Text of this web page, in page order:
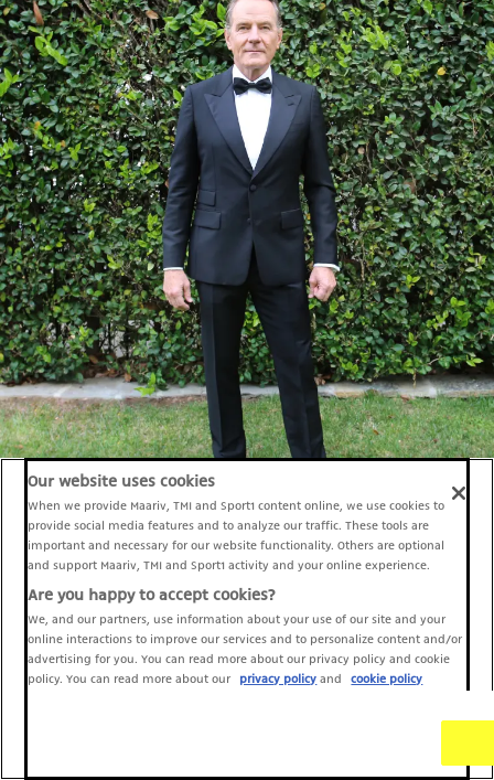
בריאן קראנסטון (צילום: Rachel Murray gettyimages)
Our website uses cookies
When we provide Maariv, TMI and Sport1 content online, we use cookies to
provide social media features and to analyze our traffic. These tools are
important and necessary for our website functionality. Others are optional
and support Maariv, TMI and Sport1 activity and your online experience.
Are you happy to accept cookies?
We, and our partners, use information about your use of our site and your
online interactions to improve our services and to personalize content and/or
advertising for you. You can read more about our privacy policy and cookie
policy. You can read more about our
privacy policy and cookie policy